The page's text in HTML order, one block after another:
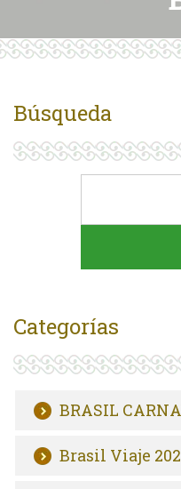
Búsqueda
Categorías
BRASIL
Brasil Viaje